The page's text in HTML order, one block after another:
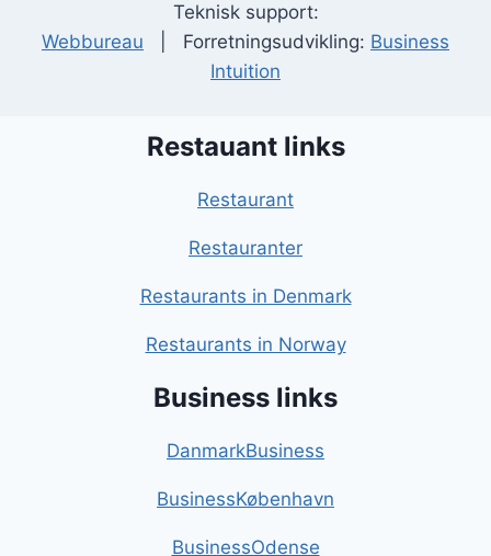
Teknisk support:
Webbureau | Forretningsudvikling: Business
Intuition
Restauant links
Restaurant
Restauranter
Restaurants in Denmark
Restaurants in Norway
Business links
DanmarkBusiness
BusinessKøbenhavn
BusinessOdense